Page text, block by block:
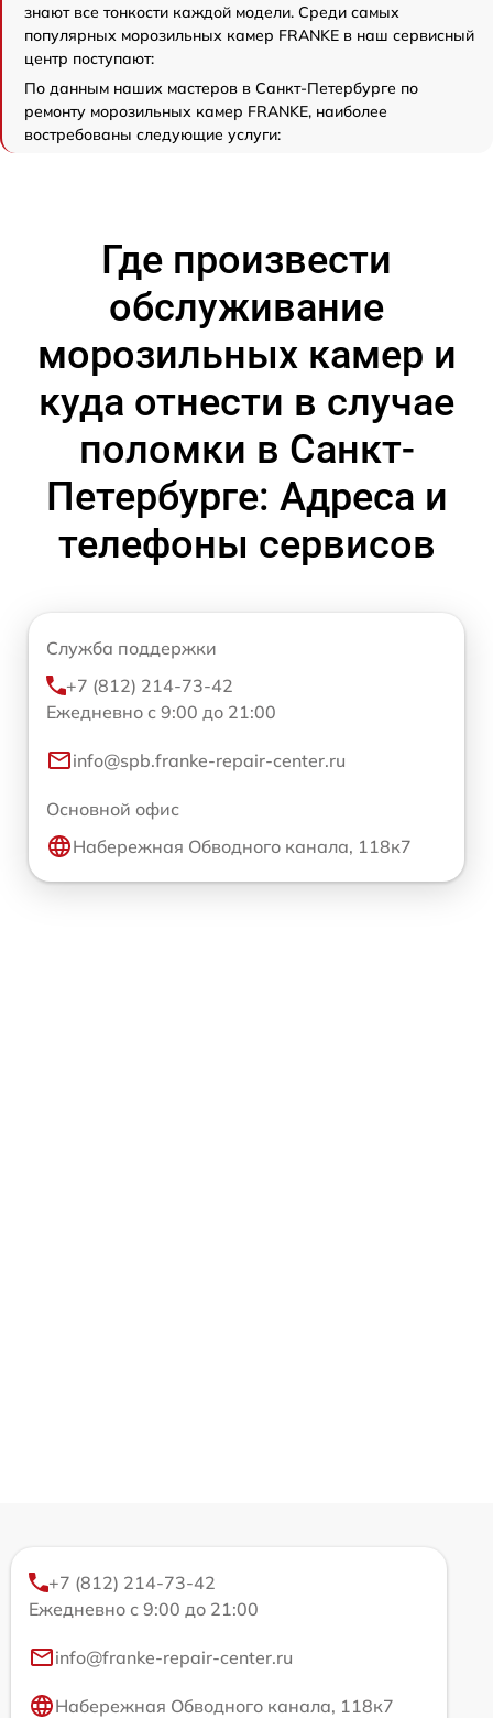
знают все тонкости каждой модели. Среди самых
популярных морозильных камер FRANKE в наш сервисный
центр поступают:
По данным наших мастеров в Санкт-Петербурге по
ремонту морозильных камер FRANKE, наиболее
востребованы следующие услуги:
Где произвести
обслуживание
морозильных камер и
куда отнести в случае
поломки в Санкт-
Петербурге: Адреса и
телефоны сервисов
Служба поддержки
+7 (812) 214-73-42
Ежедневно с 9:00 до 21:00
info@spb.franke-repair-center.ru
Основной офис
Набережная Обводного канала, 118к7
+7 (812) 214-73-42
Ежедневно с 9:00 до 21:00
info@franke-repair-center.ru
Набережная Обводного канала, 118к7